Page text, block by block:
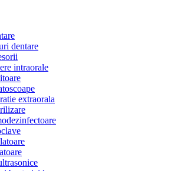
dentare
intraorale
extraorala